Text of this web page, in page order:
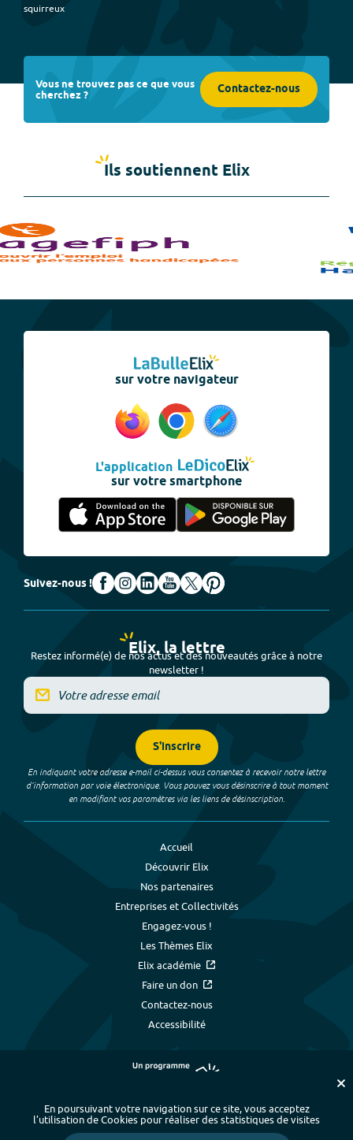
squirreux
Vous ne trouvez pas ce que vous
cherchez ? Contactez-nous
Ils soutiennent Elix
sur votre navigateur
L'application
sur votre smartphone
Suivez-nous !
Elix, la lettre
Restez informé(e) de nos actus et des nouveautés grâce à notre
newsletter !
S'inscrire
En indiquant votre adresse e-mail ci-dessus vous consentez à recevoir notre lettre
d’information par voie électronique. Vous pouvez vous désinscrire à tout moment
en modifiant vos paramètres via les liens de désinscription.
Accueil
Découvrir Elix
Nos partenaires
Entreprises et Collectivités
Engagez-vous !
Les Thèmes Elix
Elix académie
Faire un don
Contactez-nous
Accessibilité
Plan du site - Index alphabétique -
En poursuivant votre navigation sur ce site, vous acceptez
l’utilisation de Cookies pour réaliser des statistiques de visites